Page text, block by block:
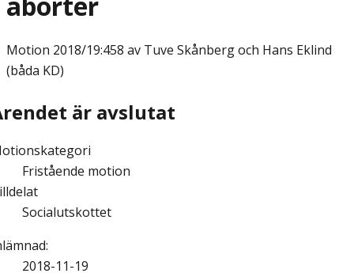
Motion 2018/19:458 av Tuve Skånberg och Hans Eklind
(båda KD)
är avslutat
Fristående motion
Socialutskottet
:
2018-11-19